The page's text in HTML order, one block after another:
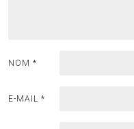
NOM *
E-MAIL *